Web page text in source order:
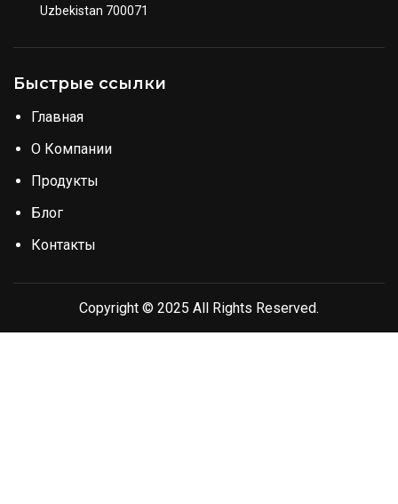
Uzbekistan 700071
Быстрые ссылки
Главная
О Компании
Продукты
Блог
Контакты
Copyright © 2025 All Rights Reserved.